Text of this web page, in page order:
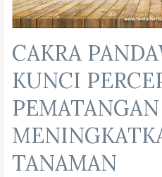
CAKRA
KUNCI
TANAMAN